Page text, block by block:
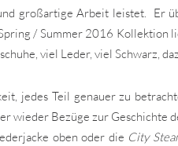
großartige Arbeit leistet. Er
/ Summer 2016
viel Leder, viel Schwarz,
jedes Teil genauer zu
wieder Bezüge zur
oben oder die City